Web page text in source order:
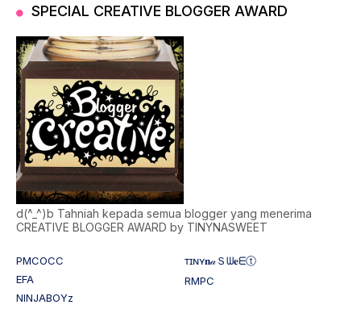
SPECIAL CREATIVE BLOGGER AWARD
d(^_^)b Tahniah kepada semua blogger yang menerima
CREATIVE BLOGGER AWARD by TINYNASWEET
PMCOCC
ᴛɪɴʏ𝐧𝒶Ｓᗯ𝐞ᗴⓣ
EFA
RMPC
NINJABOYz